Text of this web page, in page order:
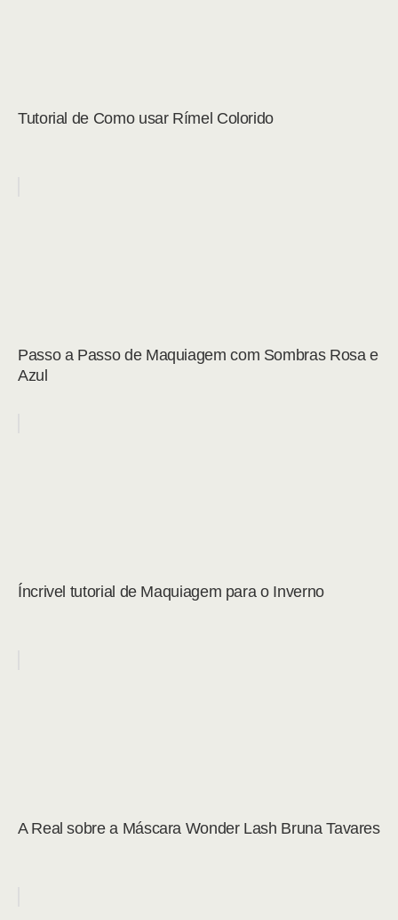
Tutorial de Como usar Rímel Colorido
Passo a Passo de Maquiagem com Sombras Rosa e
Azul
Íncrivel tutorial de Maquiagem para o Inverno
A Real sobre a Máscara Wonder Lash Bruna Tavares